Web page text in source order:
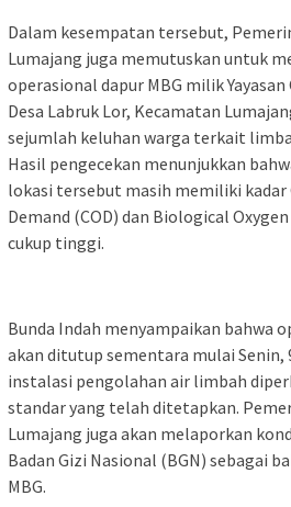
Dalam kesempatan tersebut,
Lumajang juga memutuskan untuk
operasional dapur MBG milik Yayasan
Desa Labruk Lor, Kecamatan
sejumlah keluhan warga terkait
Hasil pengecekan menunjukkan
lokasi tersebut masih memiliki kadar
Demand (COD) dan Biological
cukup tinggi.
Bunda Indah menyampaikan bahwa
akan ditutup sementara mulai Senin,
instalasi pengolahan air limbah
standar yang telah ditetapkan.
Lumajang juga akan melaporkan
Badan Gizi Nasional (BGN) sebagai
MBG.